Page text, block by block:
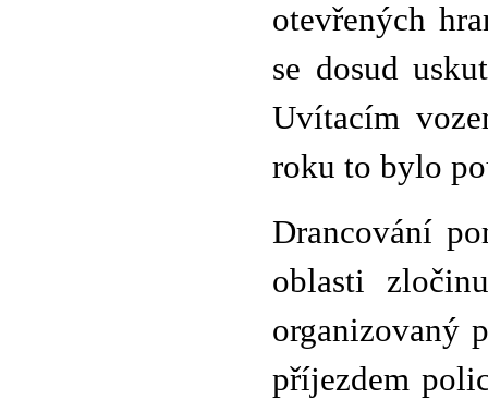
otevřených
se dosud
Uvítacím
roku to bylo
Drancování
oblasti
organizovaný
příjezdem